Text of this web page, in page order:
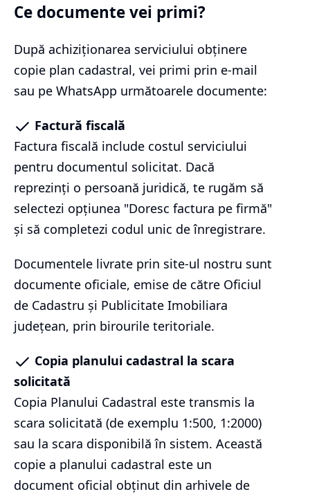
Ce documente vei primi?
După achiziționarea serviciului obținere
copie plan cadastral, vei primi prin e-mail
sau pe WhatsApp următoarele documente:
Factură fiscală
Factura fiscală include costul serviciului
pentru documentul solicitat. Dacă
reprezinți o persoană juridică, te rugăm să
selectezi opțiunea "Doresc factura pe firmă"
și să completezi codul unic de înregistrare.
Documentele livrate prin site-ul nostru sunt
documente oficiale, emise de către Oficiul
de Cadastru și Publicitate Imobiliara
județean, prin birourile teritoriale.
Copia planului cadastral la scara
solicitată
Copia Planului Cadastral este transmis la
scara solicitată (de exemplu 1:500, 1:2000)
sau la scara disponibilă în sistem. Această
copie a planului cadastral este un
document oficial obținut din arhivele de